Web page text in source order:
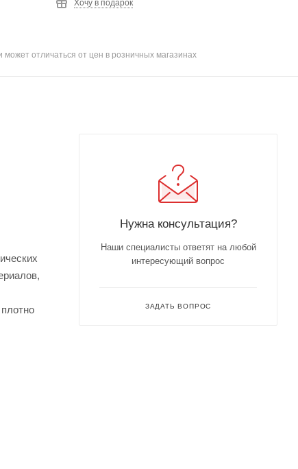
Хочу в подарок
отличаться от цен в розничных магазинах
Нужна консультация?
Наши специалисты ответят на любой
интересующий вопрос
ЗАДАТЬ ВОПРОС